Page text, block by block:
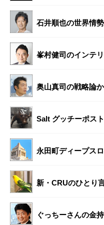
石井順也の世界情
峯村健司のインテ
奥山真司の戦略論
Salt グッチーポス
永田町ディープス
新・CRUのひとり
ぐっちーさんの金